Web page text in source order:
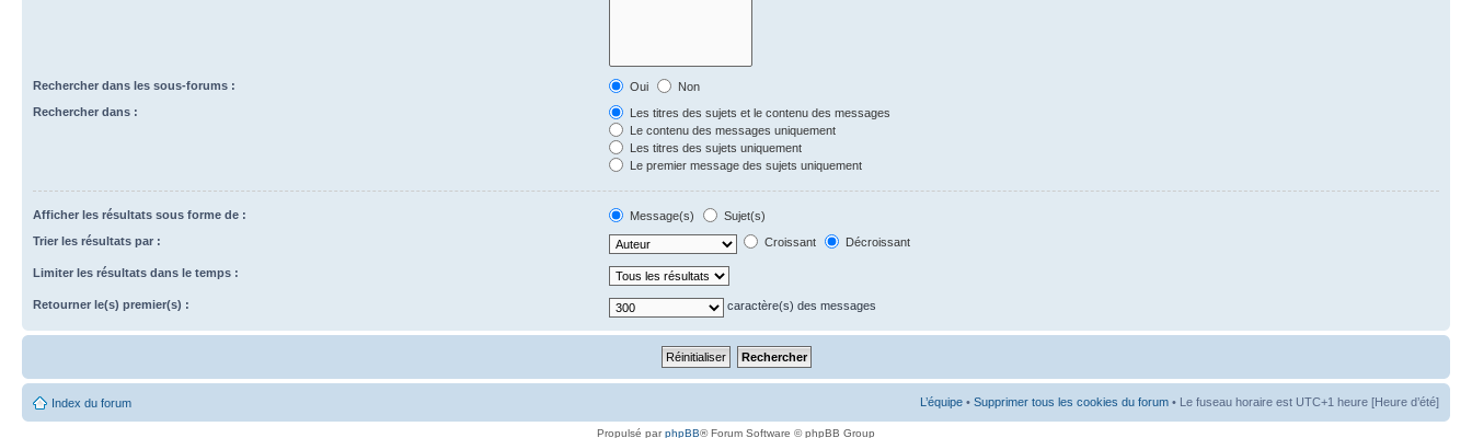
Rechercher dans les sous-forums : Oui
Non
Rechercher dans :
Les titres des sujets et le contenu des messages
Le contenu des messages uniquement
Les titres des sujets uniquement
Le premier message des sujets uniquement
Afficher les résultats sous forme de : Message(s)
Sujet(s)
Trier les résultats par :
Croissant Décroissant
Limiter les résultats dans le temps :
Retourner le(s) premier(s) : caractère(s) des messages
Index du forum L’équipe • Supprimer tous les cookies du forum • Le fuseau horaire est UTC+1 heure [Heure d’été]
Propulsé parphpBB® Forum Software © phpBB Group